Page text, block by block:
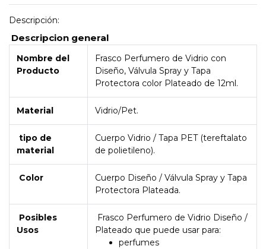
Descripción:
Descripcion general
Nombre del
Producto
Frasco Perfumero de Vidrio con
Diseño, Válvula Spray y Tapa
Protectora color Plateado de 12ml.
Material Vidrio/Pet.
tipo de
material
Cuerpo Vidrio / Tapa PET (tereftalato
de polietileno).
Color
Cuerpo Diseño / Válvula Spray y Tapa
Protectora Plateada.
Posibles
Usos
Frasco Perfumero de Vidrio Diseño /
Plateado que puede usar para:
perfumes